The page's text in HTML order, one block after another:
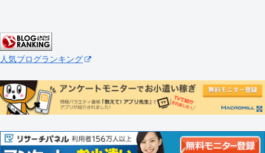
人気ブログランキング